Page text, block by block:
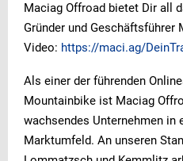
Maciag Offroad bietet Dir all
Gründer und Geschäftsführer
Video: https://maci.ag/
Als einer der führenden
Mountainbike ist Maciag
wachsendes Unternehmen in
Marktumfeld. An unseren